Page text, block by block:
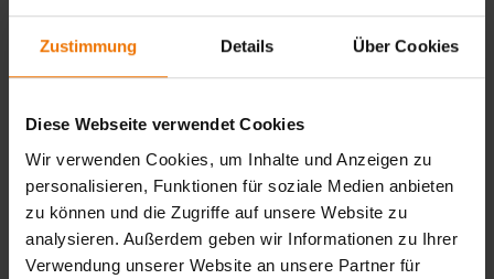
Zustimmung Details Über Cookies
Diese Webseite verwendet Cookies
Wir verwenden Cookies, um Inhalte und Anzeigen zu
personalisieren, Funktionen für soziale Medien anbieten
zu können und die Zugriffe auf unsere Website zu
analysieren. Außerdem geben wir Informationen zu Ihrer
Verwendung unserer Website an unsere Partner für
• Trennung und Umformung von Werkstücken
• Fügung von Stahlbauteilen durch Handschweißverfahren
Dauer: 4 Monate + 4 Wochen Praktikum
Modul 5: Abnahme von Baugruppen und
Prüfprotokolle erstellen
• Arbeitsvorbereitung
• Qualitätskontrolle von Formteilen